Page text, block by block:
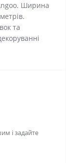
Ширина
та
і задайте